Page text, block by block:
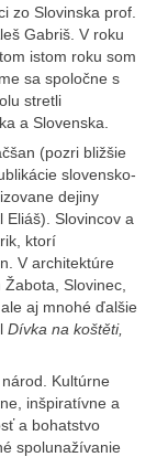
zo Slovinska prof.
Gabriš. V roku
istom roku som
sa spoločne s
stretli
a Slovenska.
(pozri bližšie
slovensko-
dejiny
Eliáš). Slovincov a
ktorí
V architektúre
Slovinec,
aj mnohé ďalšie
Dívka na koštěti,
Kultúrne
inšpiratívne a
a bohatstvo
spolunažívanie